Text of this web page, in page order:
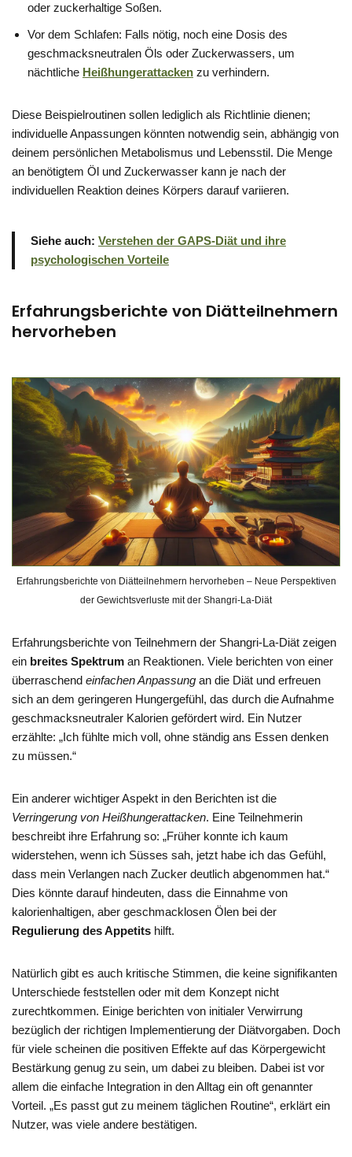
oder zuckerhaltige Soßen.
Vor dem Schlafen: Falls nötig, noch eine Dosis des
geschmacksneutralen Öls oder Zuckerwassers, um
nächtliche Heißhungerattacken zu verhindern.
Diese Beispielroutinen sollen lediglich als Richtlinie dienen;
individuelle Anpassungen könnten notwendig sein, abhängig von
deinem persönlichen Metabolismus und Lebensstil. Die Menge
an benötigtem Öl und Zuckerwasser kann je nach der
individuellen Reaktion deines Körpers darauf variieren.
Siehe auch: Verstehen der GAPS-Diät und ihre
psychologischen Vorteile
Erfahrungsberichte von Diätteilnehmern
hervorheben
Erfahrungsberichte von Diätteilnehmern hervorheben – Neue Perspektiven
der Gewichtsverluste mit der Shangri-La-Diät
Erfahrungsberichte von Teilnehmern der Shangri-La-Diät zeigen
ein breites Spektrum an Reaktionen. Viele berichten von einer
überraschend einfachen Anpassung an die Diät und erfreuen
sich an dem geringeren Hungergefühl, das durch die Aufnahme
geschmacksneutraler Kalorien gefördert wird. Ein Nutzer
erzählte: „Ich fühlte mich voll, ohne ständig ans Essen denken
zu müssen.“
Ein anderer wichtiger Aspekt in den Berichten ist die
Verringerung von Heißhungerattacken. Eine Teilnehmerin
beschreibt ihre Erfahrung so: „Früher konnte ich kaum
widerstehen, wenn ich Süsses sah, jetzt habe ich das Gefühl,
dass mein Verlangen nach Zucker deutlich abgenommen hat.“
Dies könnte darauf hindeuten, dass die Einnahme von
kalorienhaltigen, aber geschmacklosen Ölen bei der
Regulierung des Appetits hilft.
Natürlich gibt es auch kritische Stimmen, die keine signifikanten
Unterschiede feststellen oder mit dem Konzept nicht
zurechtkommen. Einige berichten von initialer Verwirrung
bezüglich der richtigen Implementierung der Diätvorgaben. Doch
für viele scheinen die positiven Effekte auf das Körpergewicht
Bestärkung genug zu sein, um dabei zu bleiben. Dabei ist vor
allem die einfache Integration in den Alltag ein oft genannter
Vorteil. „Es passt gut zu meinem täglichen Routine“, erklärt ein
Nutzer, was viele andere bestätigen.